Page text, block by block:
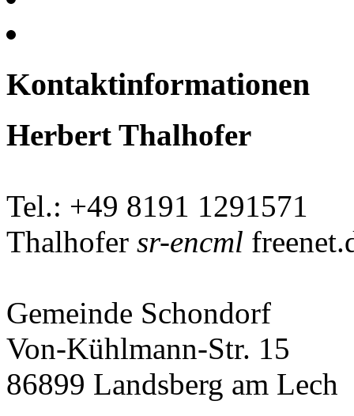
Kontaktinformationen
Herbert Thalhofer
Tel.: +49 8191 1291571
Thalhofer sr-encml
Gemeinde Schondorf
Von-Kühlmann-Str. 15
86899 Landsberg am Lech